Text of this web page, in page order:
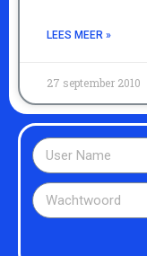
LEES MEER »
27 september 2010